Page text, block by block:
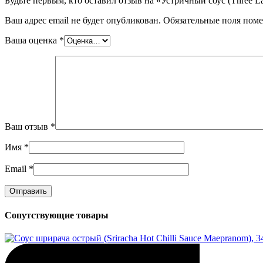
Ваш адрес email не будет опубликован. Обязательные поля
Ваша оценка *
Ваш отзыв *
Имя *
Email *
Сопутствующие товары